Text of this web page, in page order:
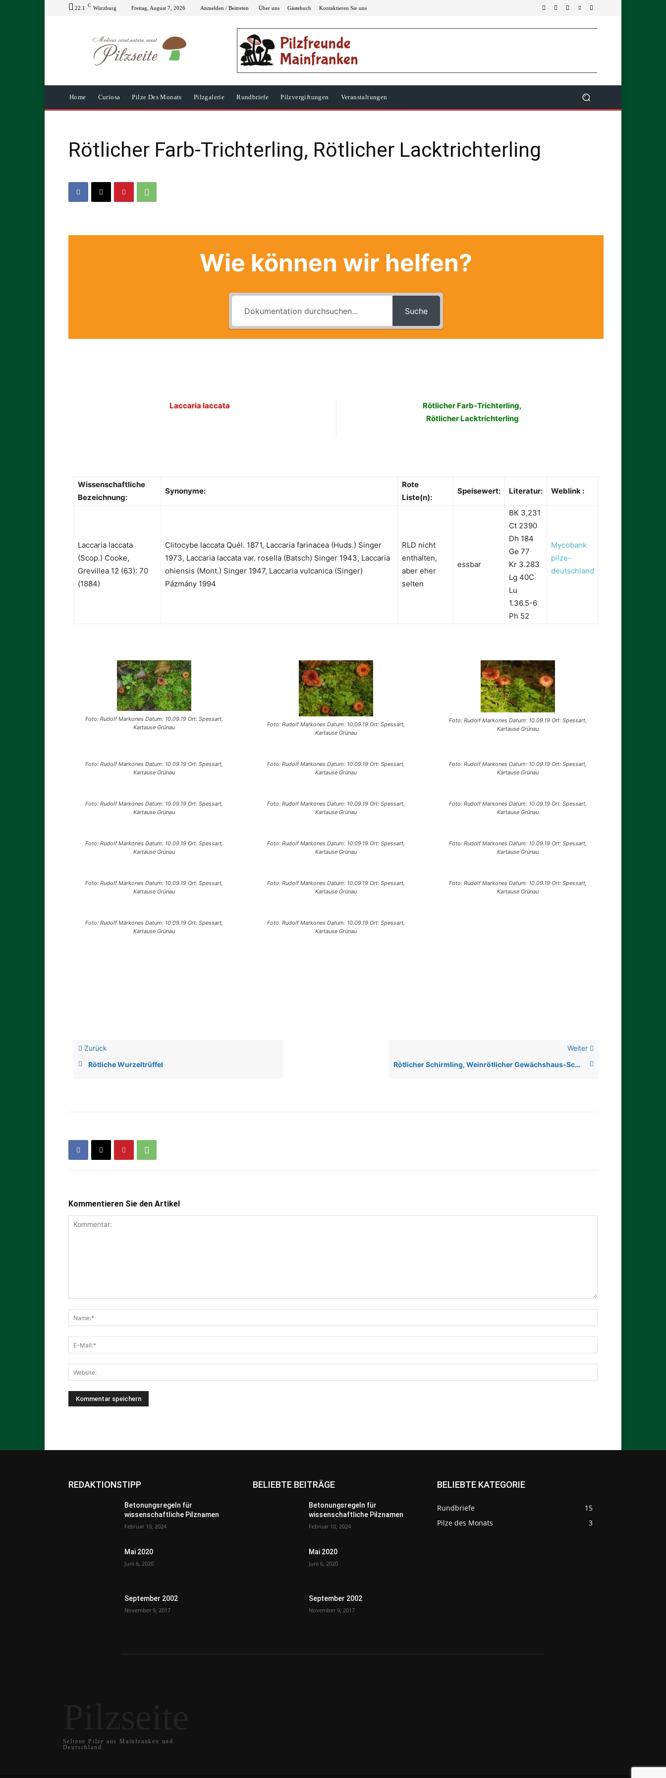
22.1 C Würzburg Freitag, August 7, 2026 Anmelden / Beitreten Über uns Gästebuch Kontaktieren Sie uns
Home Curiosa Pilze Des Monats Pilzgalerie Rundbriefe Pilzvergiftungen Veranstaltungen
Rötlicher Farb-Trichterling, Rötlicher Lacktrichterling
Wie können wir helfen?
Suche
Laccaria laccata
Rötlicher Farb-Trichterling,
Rötlicher Lacktrichterling
Wissenschaftliche
Bezeichnung:
Synonyme:
Rote
Liste(n):
Speisewert: Literatur: Weblink :
Laccaria laccata
(Scop.) Cooke,
Grevillea 12 (63): 70
(1884)
Clitocybe laccata Quél. 1871, Laccaria farinacea (Huds.) Singer
1973, Laccaria laccata var. rosella (Batsch) Singer 1943, Laccaria
ohiensis (Mont.) Singer 1947, Laccaria vulcanica (Singer)
Pázmány 1994
RLD nicht
enthalten,
aber eher
selten
essbar
BK 3,231
Ct 2390
Dh 184
Ge 77
Kr 3.283
Lg 40C
Lu
1.36.5-6
Ph 52
Mycobank
pilze-
deutschland
Foto: Rudolf Markones Datum: 10.09.19 Ort: Spessart,
Kartause Grünau
Foto: Rudolf Markones Datum: 10.09.19 Ort: Spessart,
Kartause Grünau
Foto: Rudolf Markones Datum: 10.09.19 Ort: Spessart,
Kartause Grünau
Foto: Rudolf Markones Datum: 10.09.19 Ort: Spessart,
Kartause Grünau
Foto: Rudolf Markones Datum: 10.09.19 Ort: Spessart,
Kartause Grünau
Foto: Rudolf Markones Datum: 10.09.19 Ort: Spessart,
Kartause Grünau
Foto: Rudolf Markones Datum: 10.09.19 Ort: Spessart,
Kartause Grünau
Foto: Rudolf Markones Datum: 10.09.19 Ort: Spessart,
Kartause Grünau
Foto: Rudolf Markones Datum: 10.09.19 Ort: Spessart,
Kartause Grünau
Foto: Rudolf Markones Datum: 10.09.19 Ort: Spessart,
Kartause Grünau
Foto: Rudolf Markones Datum: 10.09.19 Ort: Spessart,
Kartause Grünau
Foto: Rudolf Markones Datum: 10.09.19 Ort: Spessart,
Kartause Grünau
Foto: Rudolf Markones Datum: 10.09.19 Ort: Spessart,
Kartause Grünau
Foto: Rudolf Markones Datum: 10.09.19 Ort: Spessart,
Kartause Grünau
Foto: Rudolf Markones Datum: 10.09.19 Ort: Spessart,
Kartause Grünau
Foto: Rudolf Markones Datum: 10.09.19 Ort: Spessart,
Kartause Grünau
Foto: Rudolf Markones Datum: 10.09.19 Ort: Spessart,
Kartause Grünau
Zurück
Rötliche Wurzeltrüffel
Weiter
Rötlicher Schirmling, Weinrötlicher Gewächshaus-Schirmling
Kommentieren Sie den Artikel
REDAKTIONSTIPP
Betonungsregeln für
wissenschaftliche Pilznamen
Februar 10, 2024
Mai 2020
Juni 6, 2020
September 2002
November 9, 2017
BELIEBTE BEITRÄGE
Betonungsregeln für
wissenschaftliche Pilznamen
Februar 10, 2024
Mai 2020
Juni 6, 2020
September 2002
November 9, 2017
BELIEBTE KATEGORIE
Rundbriefe
15
Pilze des Monats
3
Seltene Pilze aus Mainfranken und
Deutschland